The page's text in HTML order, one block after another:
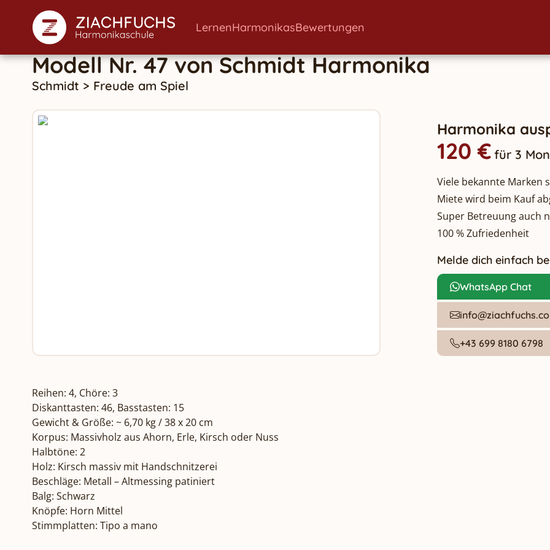
LernenHarmonikasBewertungen
Modell Nr. 47vonSchmidtHarmonika
Schmidt > Freude am Spiel
Harmonika
120 € für 3
Viele bekannte Marken
Miete wird beim Kauf
Super Betreuung auch
100 % Zufriedenheit
Melde dich einfach
WhatsApp Chat
+43 699 8180 6798
Reihen: 4, Chöre: 3
Diskanttasten: 46, Basstasten: 15
Gewicht & Größe: ~ 6,70 kg / 38 x 20 cm
Korpus: Massivholz aus Ahorn, Erle, Kirsch oder Nuss
Halbtöne: 2
Holz: Kirsch massiv mit Handschnitzerei
Beschläge: Metall – Altmessing patiniert
Balg: Schwarz
Knöpfe: Horn Mittel
Stimmplatten: Tipo a mano